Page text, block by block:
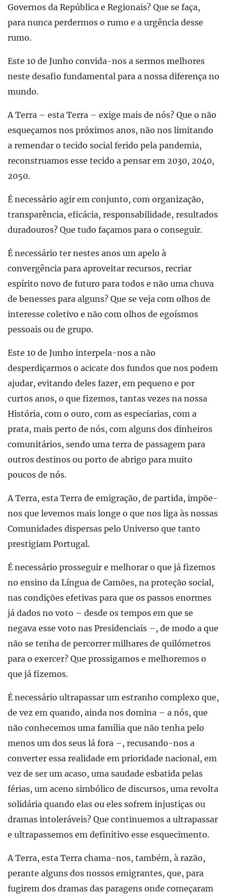
Governos da República e Regionais? Que se faça,
para nunca perdermos o rumo e a urgência desse
rumo.
Este 10 de Junho convida-nos a sermos melhores
neste desafio fundamental para a nossa diferença no
mundo.
A Terra – esta Terra – exige mais de nós? Que o não
esqueçamos nos próximos anos, não nos limitando
a remendar o tecido social ferido pela pandemia,
reconstruamos esse tecido a pensar em 2030, 2040,
2050.
É necessário agir em conjunto, com organização,
transparência, eficácia, responsabilidade, resultados
duradouros? Que tudo façamos para o conseguir.
É necessário ter nestes anos um apelo à
convergência para aproveitar recursos, recriar
espírito novo de futuro para todos e não uma chuva
de benesses para alguns? Que se veja com olhos de
interesse coletivo e não com olhos de egoísmos
pessoais ou de grupo.
Este 10 de Junho interpela-nos a não
desperdiçarmos o acicate dos fundos que nos podem
ajudar, evitando deles fazer, em pequeno e por
curtos anos, o que fizemos, tantas vezes na nossa
História, com o ouro, com as especiarias, com a
prata, mais perto de nós, com alguns dos dinheiros
comunitários, sendo uma terra de passagem para
outros destinos ou porto de abrigo para muito
poucos de nós.
A Terra, esta Terra de emigração, de partida, impõe-
nos que levemos mais longe o que nos liga às nossas
Comunidades dispersas pelo Universo que tanto
prestigiam Portugal.
É necessário prosseguir e melhorar o que já fizemos
no ensino da Língua de Camões, na proteção social,
nas condições efetivas para que os passos enormes
já dados no voto – desde os tempos em que se
negava esse voto nas Presidenciais –, de modo a que
não se tenha de percorrer milhares de quilómetros
para o exercer? Que prossigamos e melhoremos o
que já fizemos.
É necessário ultrapassar um estranho complexo que,
de vez em quando, ainda nos domina – a nós, que
não conhecemos uma família que não tenha pelo
menos um dos seus lá fora –, recusando-nos a
converter essa realidade em prioridade nacional, em
vez de ser um acaso, uma saudade esbatida pelas
férias, um aceno simbólico de discursos, uma revolta
solidária quando elas ou eles sofrem injustiças ou
dramas intoleráveis? Que continuemos a ultrapassar
e ultrapassemos em definitivo esse esquecimento.
A Terra, esta Terra chama-nos, também, à razão,
perante alguns dos nossos emigrantes, que, para
fugirem dos dramas das paragens onde começaram